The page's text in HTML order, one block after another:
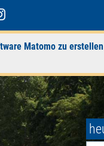
Matomo zu